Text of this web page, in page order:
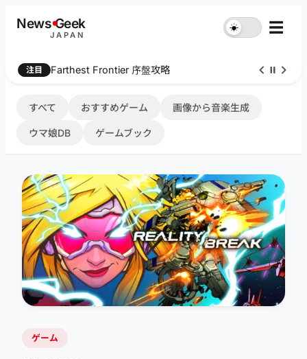
NewsGeek
JAPAN
☀︎ ☰
注目 Farthest Frontier 序盤攻略
すべて おすすめゲーム 画像から音楽生成
ウマ娘DB ゲームブック
ゲーム